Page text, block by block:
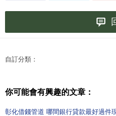
自訂分類：
你可能會有興趣的文章：
彰化借錢管道 哪間銀行貸款最好過件